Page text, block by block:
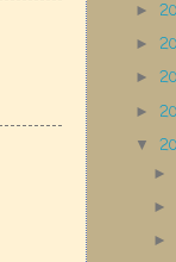
►
►
►
►
▼